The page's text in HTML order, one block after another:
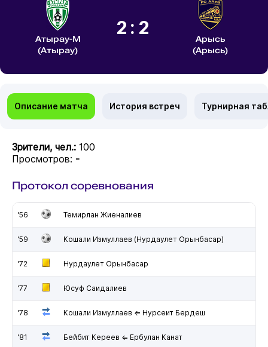
Атырау-М
(Атырау)
2:2
Арысь
(Арысь)
Описание матча История встреч Турнирная
Зрители, чел.: 100
Просмотров: -
Протокол соревнования
'56 Темирлан Жиеналиев
'59 Кошали Измуллаев (Нурдаулет Орынбасар)
'72 Нурдаулет Орынбасар
'77 Юсуф Саидалиев
'78 Кошали Измуллаев ⇐ Нурсеит Бердеш
'81 Бейбит Кереев ⇐ Ербулан Канат